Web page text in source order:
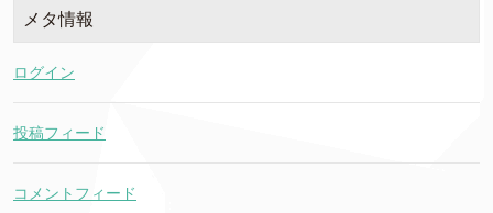
メタ情報
ログイン
投稿フィード
コメントフィード